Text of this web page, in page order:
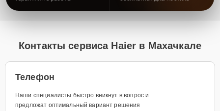
Контакты сервиса Haier в Махачкале
Телефон
Наши специалисты быстро вникнут в вопрос и
предложат оптимальный вариант решения